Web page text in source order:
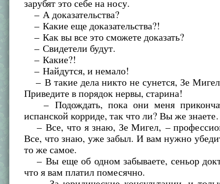
зарубят это себе на носу.
– А доказательства?
– Какие еще доказательства?!
– Как вы все это сможете доказать?
– Свидетели будут.
– Какие?!
– Найдутся, и немало!
– В такие дела никто не сунется, Зе
Приведите в порядок нервы, старина!
– Подождать, пока они меня
испанской корриде, так что ли? Вы же
– Все, что я знаю, Зе Мигел, –
Все, что знаю, уже забыл. И вам нужно
то же самое.
– Вы еще об одном забываете, сеньор
что я вам платил помесячно.